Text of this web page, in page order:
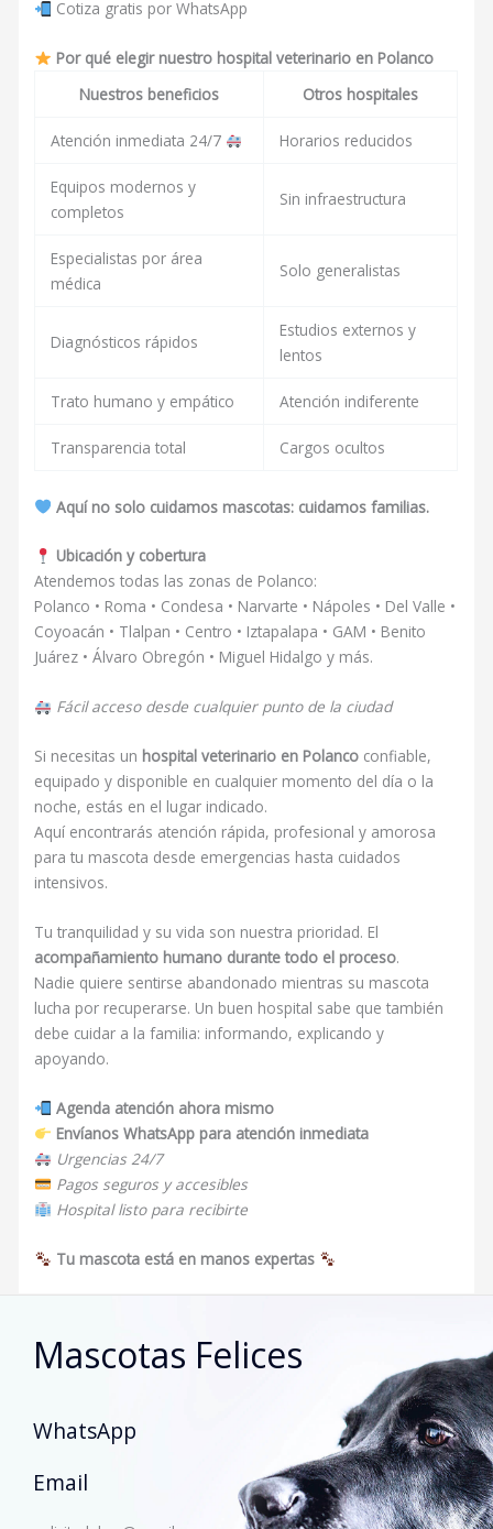
Cotiza gratis por WhatsApp
Por qué elegir nuestro hospital veterinario en Polanco
Nuestros beneficios
Otros hospitales
Atención inmediata 24/7 Horarios reducidos
Equipos modernos y
completos
Sin infraestructura
Especialistas por área
médica
Solo generalistas
Diagnósticos rápidos
Estudios externos y
lentos
Trato humano y empático Atención indiferente
Transparencia total Cargos ocultos
Aquí no solo cuidamos mascotas: cuidamos familias.
Ubicación y cobertura
Atendemos todas las zonas de Polanco:
Polanco • Roma • Condesa • Narvarte • Nápoles • Del Valle •
Coyoacán • Tlalpan • Centro • Iztapalapa • GAM • Benito
Juárez • Álvaro Obregón • Miguel Hidalgo y más.
Fácil acceso desde cualquier punto de la ciudad
Si necesitas un hospital veterinario en Polanco confiable,
equipado y disponible en cualquier momento del día o la
noche, estás en el lugar indicado.
Aquí encontrarás atención rápida, profesional y amorosa
para tu mascota desde emergencias hasta cuidados
intensivos.
Tu tranquilidad y su vida son nuestra prioridad. El
acompañamiento humano durante todo el proceso.
Nadie quiere sentirse abandonado mientras su mascota
lucha por recuperarse. Un buen hospital sabe que también
debe cuidar a la familia: informando, explicando y
apoyando.
Agenda atención ahora mismo
Envíanos WhatsApp para atención inmediata
Urgencias 24/7
Pagos seguros y accesibles
Hospital listo para recibirte
Tu mascota está en manos expertas
Mascotas Felices
WhatsApp
Email